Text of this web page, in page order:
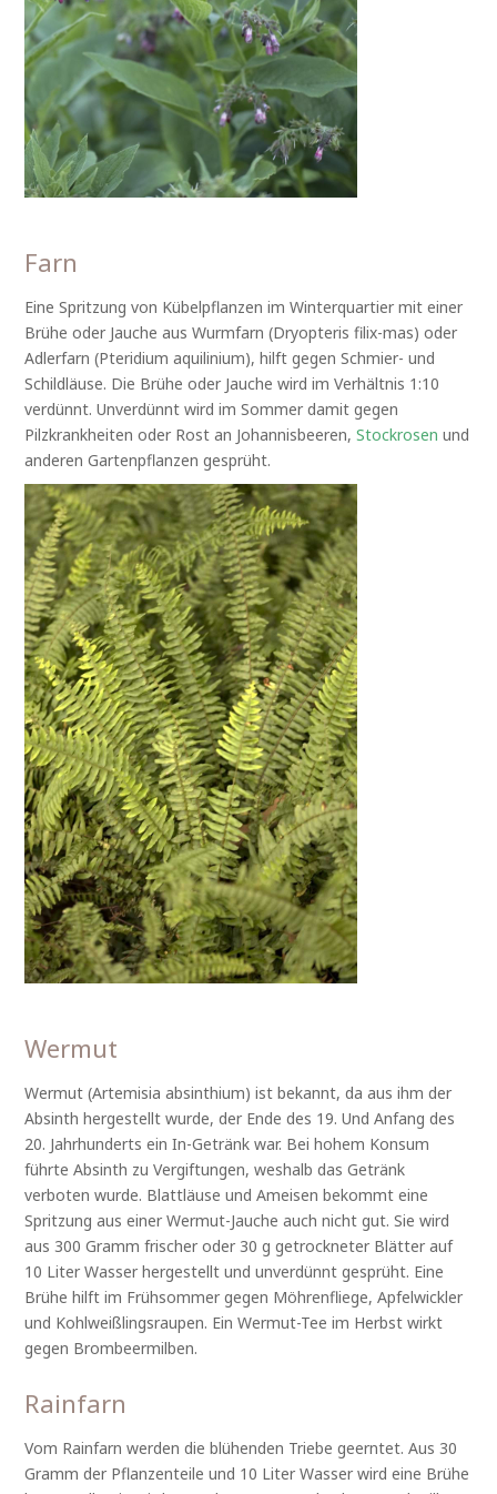
Farn
Eine Spritzung von Kübelpflanzen im Winterquartier mit einer
Brühe oder Jauche aus Wurmfarn (Dryopteris filix-mas) oder
Adlerfarn (Pteridium aquilinium), hilft gegen Schmier- und
Schildläuse. Die Brühe oder Jauche wird im Verhältnis 1:10
verdünnt. Unverdünnt wird im Sommer damit gegen
Pilzkrankheiten oder Rost an Johannisbeeren,Stockrosen und
anderen Gartenpflanzen gesprüht.
Wermut
Wermut (Artemisia absinthium) ist bekannt, da aus ihm der
Absinth hergestellt wurde, der Ende des 19. Und Anfang des
20. Jahrhunderts ein In-Getränk war. Bei hohem Konsum
führte Absinth zu Vergiftungen, weshalb das Getränk
verboten wurde. Blattläuse und Ameisen bekommt eine
Spritzung aus einer Wermut-Jauche auch nicht gut. Sie wird
aus 300 Gramm frischer oder 30 g getrockneter Blätter auf
10 Liter Wasser hergestellt und unverdünnt gesprüht. Eine
Brühe hilft im Frühsommer gegen Möhrenfliege, Apfelwickler
und Kohlweißlingsraupen. Ein Wermut-Tee im Herbst wirkt
gegen Brombeermilben.
Rainfarn
Vom Rainfarn werden die blühenden Triebe geerntet. Aus 30
Gramm der Pflanzenteile und 10 Liter Wasser wird eine Brühe